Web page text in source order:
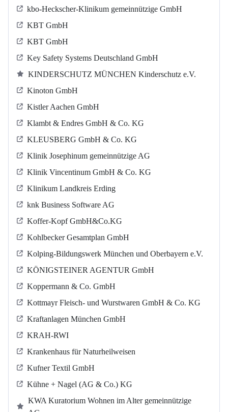
kbo-Heckscher-Klinikum gemeinnützige GmbH
KBT GmbH
KBT GmbH
Key Safety Systems Deutschland GmbH
KINDERSCHUTZ MÜNCHEN Kinderschutz e.V.
Kinoton GmbH
Kistler Aachen GmbH
Klambt & Endres GmbH & Co. KG
KLEUSBERG GmbH & Co. KG
Klinik Josephinum gemeinnützige AG
Klinik Vincentinum GmbH & Co. KG
Klinikum Landkreis Erding
knk Business Software AG
Koffer-Kopf GmbH&Co.KG
Kohlbecker Gesamtplan GmbH
Kolping-Bildungswerk München und Oberbayern e.V.
KÖNIGSTEINER AGENTUR GmbH
Koppermann & Co. GmbH
Kottmayr Fleisch- und Wurstwaren GmbH & Co. KG
Kraftanlagen München GmbH
KRAH-RWI
Krankenhaus für Naturheilweisen
Kufner Textil GmbH
Kühne + Nagel (AG & Co.) KG
KWA Kuratorium Wohnen im Alter gemeinnützige